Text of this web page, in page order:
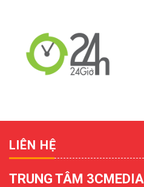
LIÊN HỆ
TRUNG TÂM 3CMEDIA